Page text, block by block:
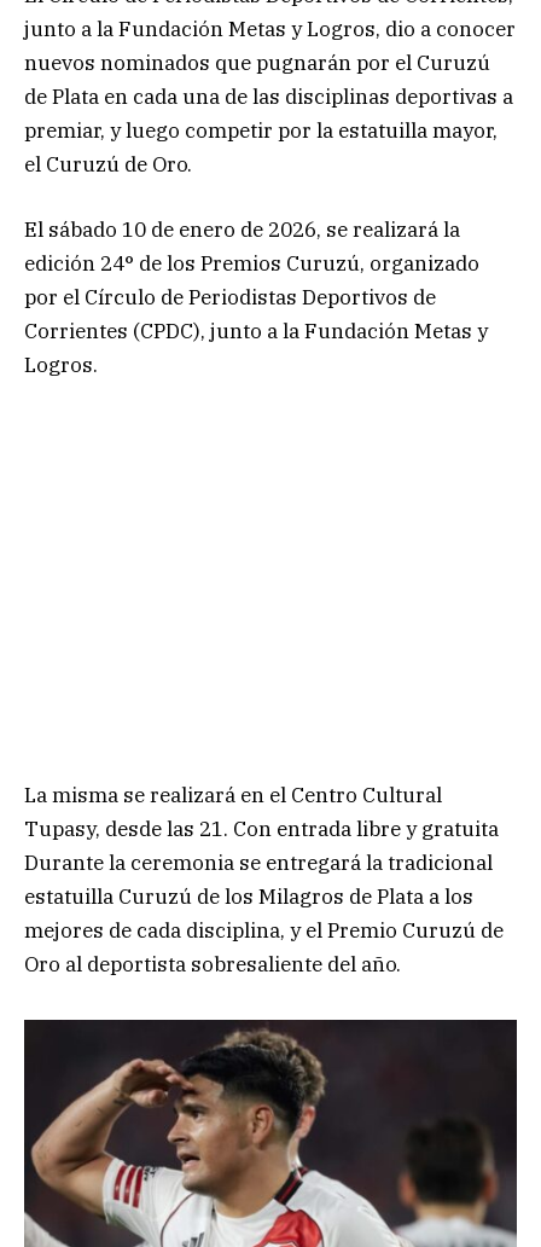
junto a la Fundación Metas y Logros, dio a conocer
nuevos nominados que pugnarán por el Curuzú
de Plata en cada una de las disciplinas deportivas a
premiar, y luego competir por la estatuilla mayor,
el Curuzú de Oro.
El sábado 10 de enero de 2026, se realizará la
edición 24° de los Premios Curuzú, organizado
por el Círculo de Periodistas Deportivos de
Corrientes (CPDC), junto a la Fundación Metas y
Logros.
La misma se realizará en el Centro Cultural
Tupasy, desde las 21. Con entrada libre y gratuita
Durante la ceremonia se entregará la tradicional
estatuilla Curuzú de los Milagros de Plata a los
mejores de cada disciplina, y el Premio Curuzú de
Oro al deportista sobresaliente del año.